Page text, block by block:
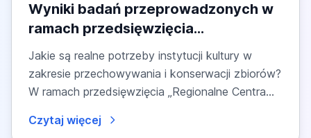
Wyniki badań przeprowadzonych w
ramach przedsięwzięcia
dofinansowanego ze środków KPO,
Inwestycja A2.5.1. pt. Regionalne
Centra Konserwatorsko-
instytucji kultury
Jakie są realne potrzeby instytucji kultury w
zakresie przechowywania i konserwacji zbiorów?
W ramach przedsięwzięcia „Regionalne Centra...
Czytaj więcej